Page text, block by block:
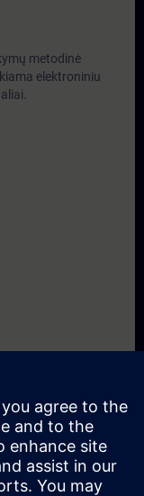
metodinė
elektroniniu